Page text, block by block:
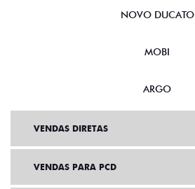
NOVO DUCATO
MOBI
ARGO
VENDAS DIRETAS
VENDAS PARA PCD